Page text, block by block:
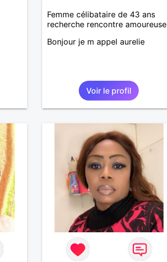
Femme célibataire de 43 ans
recherche rencontre amoureuse
Bonjour je m appel aurelie
Voir le profil